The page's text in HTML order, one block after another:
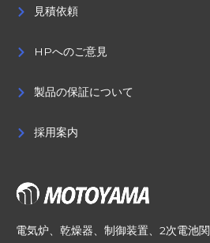
見積依頼
HPへのご意見
製品の保証について
採用案内
電気炉、乾燥器、制御装置、2次電池